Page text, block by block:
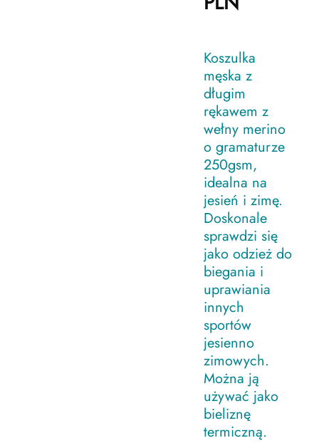
Koszulka
męska z
długim
rękawem z
wełny merino
o gramaturze
250gsm,
idealna na
jesień i zimę.
Doskonale
sprawdzi się
jako odzież do
biegania i
uprawiania
innych
sportów
jesienno
zimowych.
Można ją
używać jako
bieliznę
termiczną.